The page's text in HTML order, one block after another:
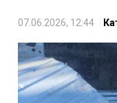
07.06.2026, 12:44